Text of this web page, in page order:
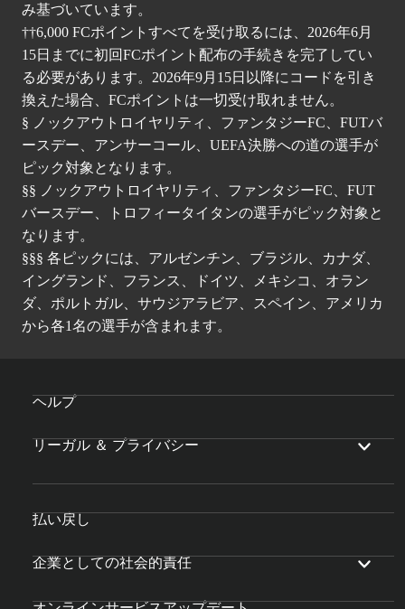
み基づいています。
††6,000 FCポイントすべてを受け取るには、2026年6月
15日までに初回FCポイント配布の手続きを完了してい
る必要があります。2026年9月15日以降にコードを引き
換えた場合、FCポイントは一切受け取れません。
§ ノックアウトロイヤリティ、ファンタジーFC、FUTバ
ースデー、アンサーコール、UEFA決勝への道の選手が
ピック対象となります。
§§ ノックアウトロイヤリティ、ファンタジーFC、FUT
バースデー、トロフィータイタンの選手がピック対象と
なります。
§§§ 各ピックには、アルゼンチン、ブラジル、カナダ、
イングランド、フランス、ドイツ、メキシコ、オラン
ダ、ポルトガル、サウジアラビア、スペイン、アメリカ
から各1名の選手が含まれます。
ヘルプ
リーガル ＆ プライバシー
払い戻し
企業としての社会的責任